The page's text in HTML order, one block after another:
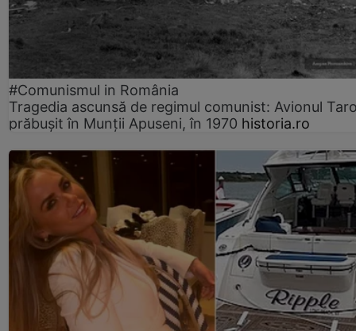
#Comunismul in România
Tragedia ascunsă de regimul comunist: Avionul
prăbușit în Munții Apuseni, în 1970 historia.ro